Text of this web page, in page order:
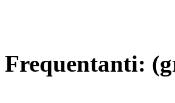
Frequentanti: